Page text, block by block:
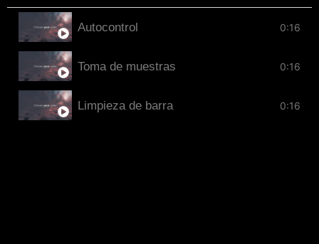
Autocontrol 0:16
Toma de muestras 0:16
Limpieza de barra 0:16